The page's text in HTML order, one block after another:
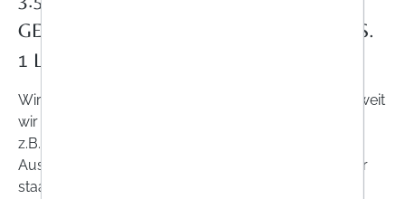
GESETZLICHER VORGABEN (ART. 6 ABS.
1 LIT. C DS-GVO)
Wir verarbeiten Ihre personenbezogenen Daten, soweit
wir einer gesetzlichen Verpflichtung unterliegen, wie
z.B. den gesetzlichen Aufbewahrungspflichten oder
Auskunfts- oder Überwachungspflichten gegenüber
staatlichen Institutionen im Rahmen der Gesetze.